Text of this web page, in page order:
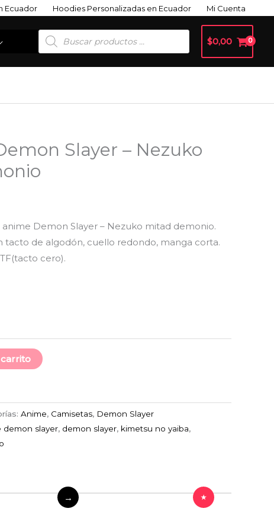
Ecuador Hoodies Personalizadas en Ecuador Mi Cuenta
Búsqueda
De
Productos
$0,00
Slayer – Nezuko
anime Demon Slayer – Nezuko mitad demonio.
tacto de algodón, cuello redondo, manga corta.
cero).
Anime, Camisetas, Demon Slayer
demon slayer, demon slayer, kimetsu no yaiba,